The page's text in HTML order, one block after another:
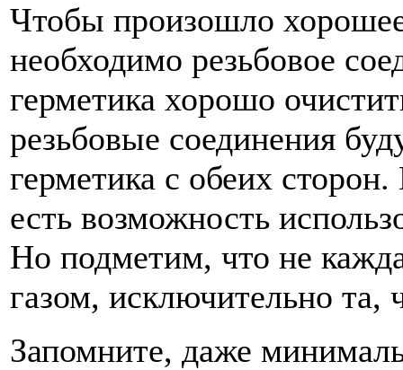
Чтобы произошло
необходимо резьбовое
герметика хорошо
резьбовые соединения
герметика с обеих
есть возможность
Но подметим, что не
газом, исключительно та,
Запомните, даже